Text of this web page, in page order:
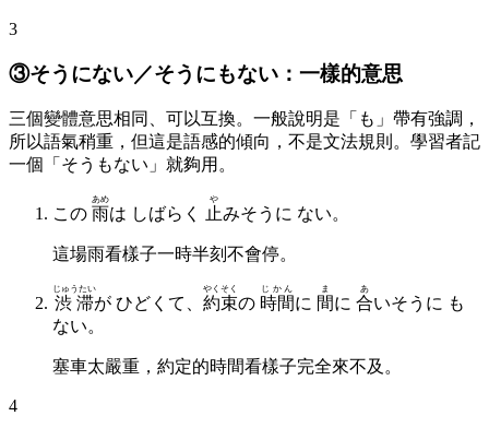
3
③そうにない／そうにもない：一樣的意思
三個變體意思相同、可以互換。一般說明是「も」帶有強調，
所以語氣稍重，但這是語感的傾向，不是文法規則。學習者記
一個「そうもない」就夠用。
この 雨
あめ
は しばらく 止
や
みそうに ない。
這場雨看樣子一時半刻不會停。
渋滞
じゅうたい
が ひどくて、 約束
やくそく
の 時間
じかん
に 間
ま
に 合
あ
いそうに も
ない。
塞車太嚴重，約定的時間看樣子完全來不及。
4